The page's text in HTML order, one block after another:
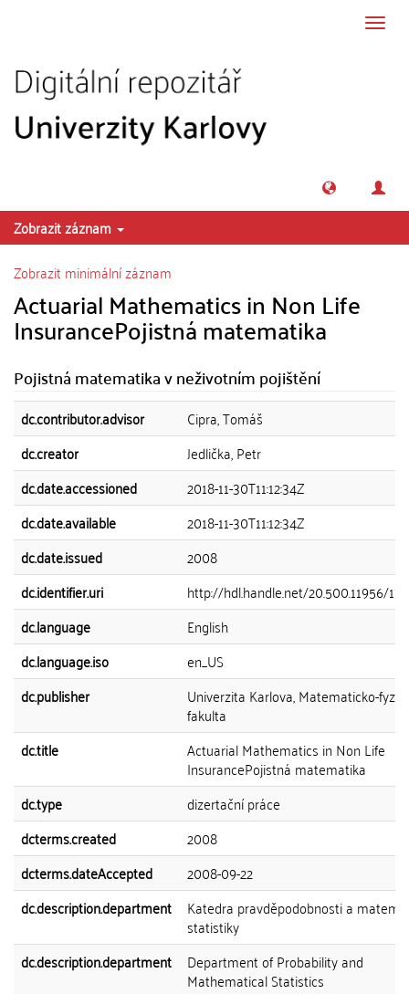
Zobrazit záznam
Zobrazit minimální záznam
Actuarial Mathematics in Non Life
InsurancePojistná matematika
Pojistná matematika v neživotním pojištění
dc.contributor.advisor
Cipra, Tomáš
dc.creator
Jedlička, Petr
dc.date.accessioned
2018-11-30T11:12:34Z
dc.date.available
2018-11-30T11:12:34Z
dc.date.issued
2008
dc.identifier.uri
http://hdl.handle.net/20.500.11956/
dc.language
English
dc.language.iso
en_US
dc.publisher
Univerzita Karlova, Matematicko-
fakulta
dc.title
Actuarial Mathematics in Non Life
InsurancePojistná matematika
dc.type
dizertační práce
dcterms.created
2008
dcterms.dateAccepted
2008-09-22
dc.description.department
Katedra pravděpodobnosti a
statistiky
dc.description.department
Department of Probability and
Mathematical Statistics